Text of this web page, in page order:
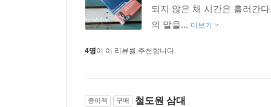
되지 않은 채 시간은 흘러간
의 말을... 더보기
4명이 이 리뷰를 추천합니다.
종이책 구매 철도원 삼대